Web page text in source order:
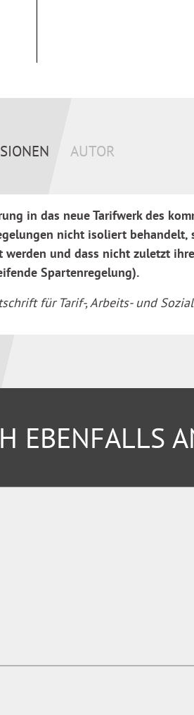
AUTOR
in das neue Tarifwerk des
nicht isoliert
und dass nicht zuletzt
Spartenregelung).
für Tarif-, Arbeits- und
EBENFALLS